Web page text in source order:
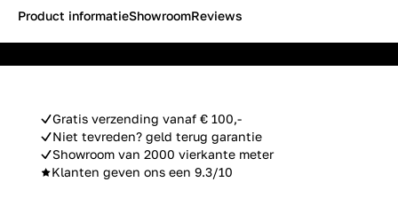
Gratis verzending vanaf € 100,-
Niet tevreden? geld terug garantie
Showroom van 2000 vierkante meter
Klanten geven ons een 9.3/10
Product informatieShowroomReviews